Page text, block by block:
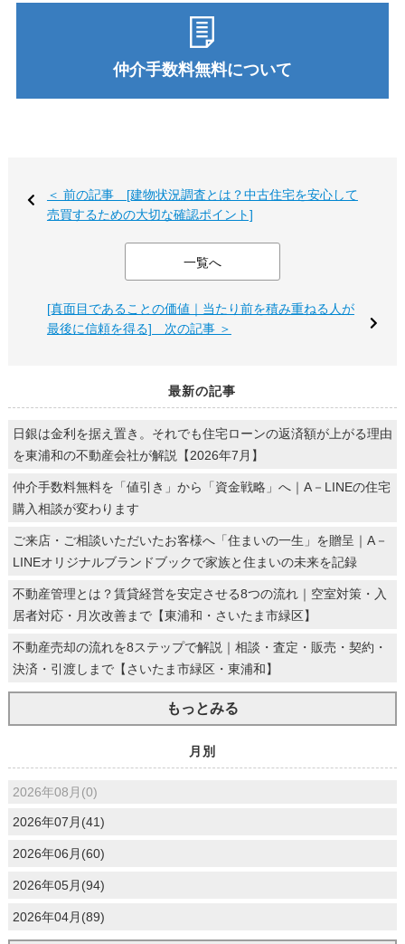
仲介手数料無料について
＜ 前の記事 [建物状況調査とは？中古住宅を安心して
売買するための大切な確認ポイント]
一覧へ
[真面目であることの価値｜当たり前を積み重ねる人が
最後に信頼を得る] 次の記事 ＞
最新の記事
日銀は金利を据え置き。それでも住宅ローンの返済額が上がる理由
を東浦和の不動産会社が解説【2026年7月】
仲介手数料無料を「値引き」から「資金戦略」へ｜A－LINEの住宅
購入相談が変わります
ご来店・ご相談いただいたお客様へ「住まいの一生」を贈呈｜A－
LINEオリジナルブランドブックで家族と住まいの未来を記録
不動産管理とは？賃貸経営を安定させる8つの流れ｜空室対策・入
居者対応・月次改善まで【東浦和・さいたま市緑区】
不動産売却の流れを8ステップで解説｜相談・査定・販売・契約・
決済・引渡しまで【さいたま市緑区・東浦和】
もっとみる
月別
2026年08月(0)
2026年07月(41)
2026年06月(60)
2026年05月(94)
2026年04月(89)